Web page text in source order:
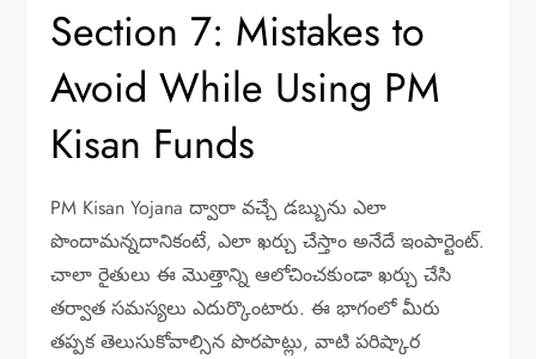
Section 7: Mistakes to
Avoid While Using PM
Kisan Funds
PM Kisan Yojana ద్వారా వచ్చే డబ్బును ఎలా
పొందామన్నదానికంటే, ఎలా ఖర్చు చేస్తాం అనేదే ఇంపార్టెంట్.
చాలా రైతులు ఈ మొత్తాన్ని ఆలోచించకుండా ఖర్చు చేసి
తర్వాత సమస్యలు ఎదుర్కొంటారు. ఈ భాగంలో మీరు
తప్పక తెలుసుకోవాల్సిన పొరపాట్లు, వాటి పరిష్కార